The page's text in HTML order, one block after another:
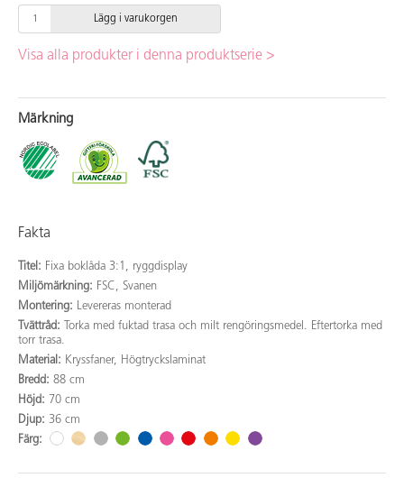
Lägg i varukorgen
Visa alla produkter i denna produktserie >
Märkning
Fakta
Titel: Fixa boklåda 3:1, ryggdisplay
Miljömärkning: FSC, Svanen
Montering: Levereras monterad
Tvättråd:
Torka med fuktad trasa och milt rengöringsmedel. Eftertorka med
torr trasa.
Material: Kryssfaner, Högtryckslaminat
Bredd: 88 cm
Höjd: 70 cm
Djup: 36 cm
Färg: